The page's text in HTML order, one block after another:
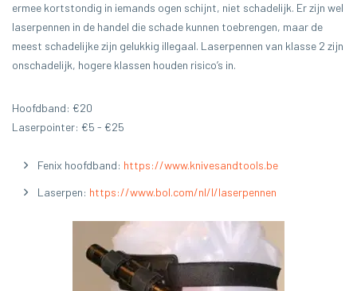
ermee kortstondig in iemands ogen schijnt, niet schadelijk. Er zijn wel
laserpennen in de handel die schade kunnen toebrengen, maar de
meest schadelijke zijn gelukkig illegaal. Laserpennen van klasse 2 zijn
onschadelijk, hogere klassen houden risico’s in.
Hoofdband: €20
Laserpointer: €5 - €25
Fenix hoofdband: https://www.knivesandtools.be
Laserpen: https://www.bol.com/nl/l/laserpennen